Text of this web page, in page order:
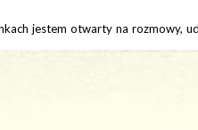
jestem otwarty na rozmowy,